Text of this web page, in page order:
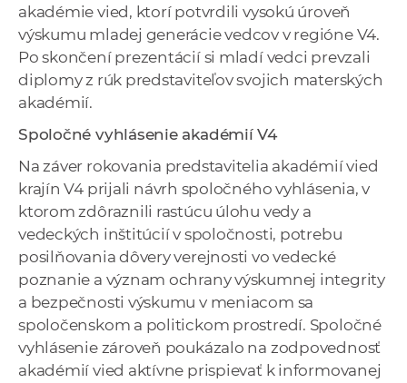
akadémie vied, ktorí potvrdili vysokú úroveň
výskumu mladej generácie vedcov v regióne V4.
Po skončení prezentácií si mladí vedci prevzali
diplomy z rúk predstaviteľov svojich materských
akadémií.
Spoločné vyhlásenie akadémií V4
Na záver rokovania predstavitelia akadémií vied
krajín V4 prijali návrh spoločného vyhlásenia, v
ktorom zdôraznili rastúcu úlohu vedy a
vedeckých inštitúcií v spoločnosti, potrebu
posilňovania dôvery verejnosti vo vedecké
poznanie a význam ochrany výskumnej integrity
a bezpečnosti výskumu v meniacom sa
spoločenskom a politickom prostredí. Spoločné
vyhlásenie zároveň poukázalo na zodpovednosť
akadémií vied aktívne prispievať k informovanej